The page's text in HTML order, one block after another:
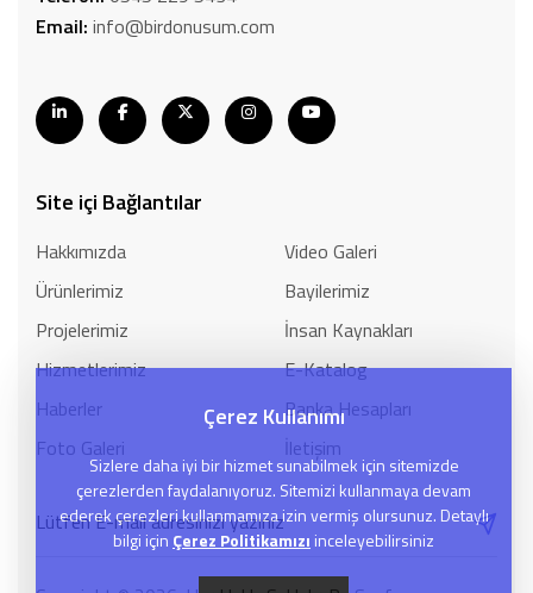
Email: info@birdonusum.com
Site içi Bağlantılar
Hakkımızda
Ürünlerimiz
Projelerimiz
Hizmetlerimiz
Haberler
Foto Galeri
Video Galeri
Bayilerimiz
İnsan Kaynakları
E-Katalog
Banka Hesapları
İletişim
Çerez Kullanımı
Sizlere daha iyi bir hizmet sunabilmek için sitemizde
çerezlerden faydalanıyoruz. Sitemizi kullanmaya devam
ederek çerezleri kullanmamıza izin vermiş olursunuz. Detaylı
bilgi için Çerez Politikamızı inceleyebilirsiniz